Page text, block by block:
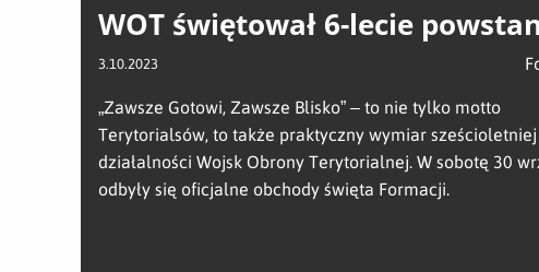
WOT świętował 6-lecie
3.10.2023
„Zawsze Gotowi, Zawsze Blisko” – to nie tylko motto
Terytorialsów, to także praktyczny wymiar sześcioletniej
działalności Wojsk Obrony Terytorialnej. W sobotę 30
odbyły się oficjalne obchody święta Formacji.